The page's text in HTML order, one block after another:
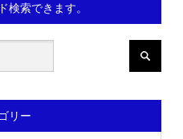
検索できます。
リー